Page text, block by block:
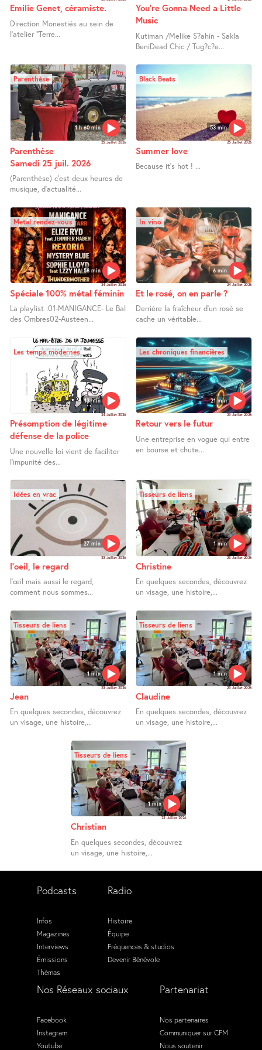
Emilie Genet, céramiste.
Direction Monestiés au sein de
l’atelier "Terre...
You’re Gonna Need a Little
Music
Kutiman /Melike S?ahin - Sakla
BeniDead Chic / Tug?c?e...
1 h 60 min
Parenthèse
25 Juillet 2026
Parenthèse
Samedi 25 juil. 2026
(Parenthèse) c’est deux heures de
musique, d’actualité...
53 min
Black Beats
25 Juillet 2026
Summer love
Because it’s hot ! ...
58 min
Metal rendez-vous
24 Juillet 2026
Spéciale 100% métal féminin
La playlist :01-MANIGANCE- Le Bal
des Ombres02-Austeen...
6 min
In vino
24 Juillet 2026
Et le rosé, on en parle ?
Derrière la fraîcheur d’un rosé se
cache un véritable...
13 min
Les temps modernes
24 Juillet 2026
Présomption de légitime
défense de la police
Une nouvelle loi vient de faciliter
l’impunité des...
21 min
Les chroniques financières
23 Juillet 2026
Retour vers le futur
Une entreprise en vogue qui entre
en bourse et chute...
27 min
Idées en vrac
23 Juillet 2026
l’oeil, le regard
l’œil mais aussi le regard,
comment nous sommes...
1 min
Tisseurs de liens
23 Juillet 2026
Christine
En quelques secondes, découvrez
un visage, une histoire,...
1 min
Tisseurs de liens
23 Juillet 2026
Jean
En quelques secondes, découvrez
un visage, une histoire,...
1 min
Tisseurs de liens
23 Juillet 2026
Claudine
En quelques secondes, découvrez
un visage, une histoire,...
1 min
Tisseurs de liens
23 Juillet 2026
Christian
En quelques secondes, découvrez
un visage, une histoire,...
Podcasts
Infos
Magazines
Interviews
Émissions
Thémas
Radio
Histoire
Équipe
Fréquences & studios
Devenir Bénévole
Nos Réseaux sociaux
Facebook
Instagram
Youtube
Partenariat
Nos partenaires
Communiquer sur CFM
Nous soutenir